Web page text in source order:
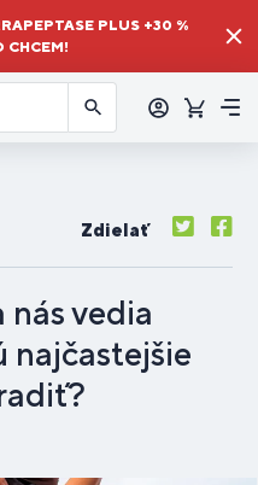
PLUS +30 %
CHCEM!
sa
Košík
Zdielať
nás vedia
najčastejšie